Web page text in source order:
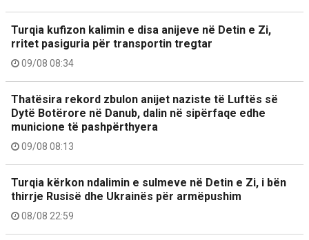
Turqia kufizon kalimin e disa anijeve në Detin e Zi,
rritet pasiguria për transportin tregtar
09/08 08:34
Thatësira rekord zbulon anijet naziste të Luftës së
Dytë Botërore në Danub, dalin në sipërfaqe edhe
municione të pashpërthyera
09/08 08:13
Turqia kërkon ndalimin e sulmeve në Detin e Zi, i bën
thirrje Rusisë dhe Ukrainës për armëpushim
08/08 22:59